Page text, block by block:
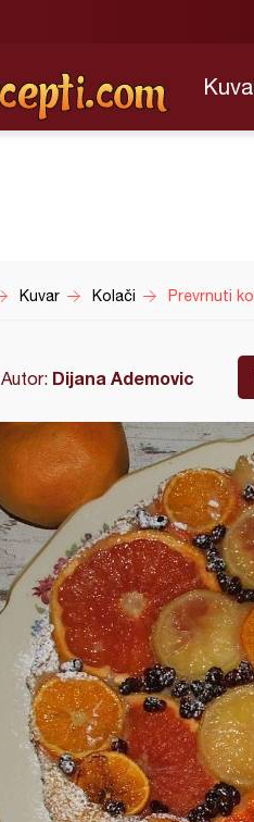
Kuvar Kolači Prevrnuti
Autor: Dijana Ademovic